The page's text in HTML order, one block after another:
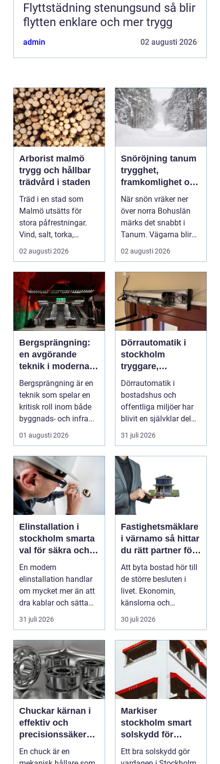
Flyttstädning stenungsund så blir
flytten enklare och mer trygg
admin 02 augusti 2026
Arborist malmö
trygg och hållbar
trädvård i staden
Träd i en stad som
Malmö utsätts för
stora påfrestningar.
Vind, salt, torka,
markarbeten och
byggpro...
02 augusti 2026
Snöröjning tanum
trygghet,
framkomlighet och
mindre stress i
vintern
När snön vräker ner
över norra Bohuslän
märks det snabbt i
Tanum. Vägarna blir
smalare, parkeringar ...
02 augusti 2026
Bergsprängning:
en avgörande
teknik i moderna
byggprojekt
Bergsprängning är en
teknik som spelar en
kritisk roll inom både
byggnads- och infra...
01 augusti 2026
Dörrautomatik i
stockholm
tryggare,
smidigare och mer
tillgängliga entréer
Dörrautomatik i
bostadshus och
offentliga miljöer har
blivit en självklar del
av en modern
fastighet...
31 juli 2026
Elinstallation i
stockholm smarta
val för säkra och
energieffektiva
fastigheter
En modern
elinstallation handlar
om mycket mer än att
dra kablar och sätta
upp uttag. I
Stockholms s...
31 juli 2026
Fastighetsmäklare
i värnamo så hittar
du rätt partner för
din bostadsaffär
Att byta bostad hör till
de större besluten i
livet. Ekonomin,
känslorna och
vardagen vävs ihop i
en...
30 juli 2026
Chuckar kärnan i
effektiv och
precisionssäker
uppspänning
En chuck är en
Markiser
stockholm smart
solskydd för
stadsliv och
uteplatser
Ett bra solskydd gör